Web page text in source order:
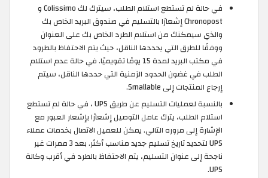
في حالة لم تستطع استلام الطلب، سيترك لك Colissimo و
Chronopost إشعارًا بالتسليم في صندوق البريد الخاص بك
والذي سيمكنك من استلام الطرد الخاص بك على العنوان
ووفقًا للطرق التي يحددها الناقل، حيث يتم الاحتفاظ بالطرود
في مكتب البريد لمدة 15 يومًا تقويميًا. في حالة عدم استلام
الطلب في غضون الحدود الزمنية التي حددها الناقل، سيتم
إرجاع المنتجات إلى Smallable.
بالنسبة لعمليات التسليم عن طريق UPS ، في حالة لم تستطع
استلام الطلب، يترك عامل التوصيل إشعارًا بإشعار العبور مع
الإشارة إلى مروره التالي. يمكن للعميل الاتصال بخدمات عملاء
UPS لتحديد تاريخ تسليم جديد مناسب أكثر. بعد 3 ممرات غير
ناجحة إلى عنوان التسليم، يتم الاحتفاظ بالطرد في أقرب وكالة
UPS.